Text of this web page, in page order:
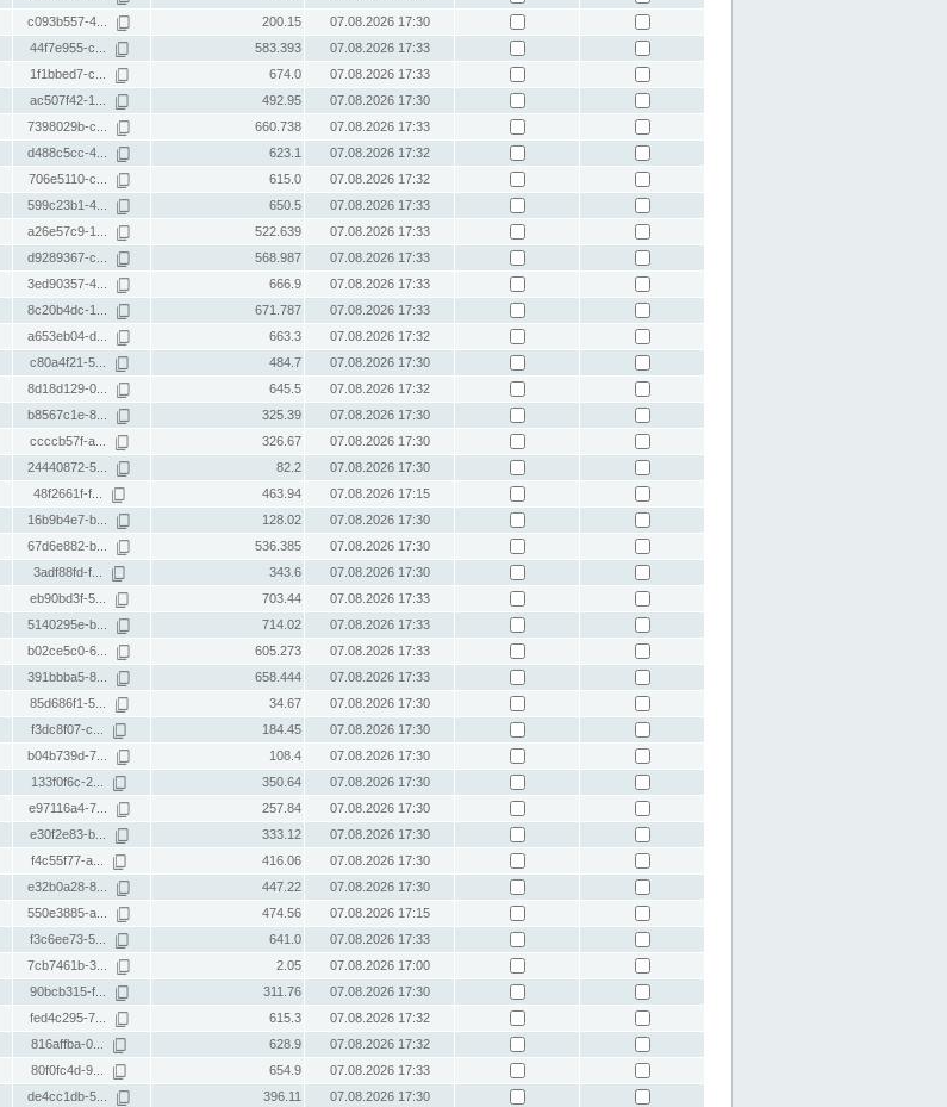
c093b557-4... 200.15
07.08.2026 17:30
44f7e955-c... 583.393
07.08.2026 17:33
1f1bbed7-c... 674.0
07.08.2026 17:33
ac507f42-1... 492.95
07.08.2026 17:30
7398029b-c... 660.738
07.08.2026 17:33
d488c5cc-4... 623.1
07.08.2026 17:32
706e5110-c... 615.0
07.08.2026 17:32
599c23b1-4... 650.5
07.08.2026 17:33
a26e57c9-1... 522.639
07.08.2026 17:33
d9289367-c... 568.987
07.08.2026 17:33
3ed90357-4... 666.9
07.08.2026 17:33
8c20b4dc-1... 671.787
07.08.2026 17:33
a653eb04-d... 663.3
07.08.2026 17:32
c80a4f21-5... 484.7
07.08.2026 17:30
8d18d129-0... 645.5
07.08.2026 17:32
b8567c1e-8... 325.39
07.08.2026 17:30
ccccb57f-a... 326.67
07.08.2026 17:30
24440872-5... 82.2
07.08.2026 17:30
48f2661f-f... 463.94
07.08.2026 17:15
16b9b4e7-b... 128.02
07.08.2026 17:30
67d6e882-b... 536.385
07.08.2026 17:30
3adf88fd-f... 343.6
07.08.2026 17:30
eb90bd3f-5... 703.44
07.08.2026 17:33
5140295e-b... 714.02
07.08.2026 17:33
b02ce5c0-6... 605.273
07.08.2026 17:33
391bbba5-8... 658.444
07.08.2026 17:33
85d686f1-5... 34.67
07.08.2026 17:30
f3dc8f07-c... 184.45
07.08.2026 17:30
b04b739d-7... 108.4
07.08.2026 17:30
133f0f6c-2... 350.64
07.08.2026 17:30
e97116a4-7... 257.84
07.08.2026 17:30
e30f2e83-b... 333.12
07.08.2026 17:30
f4c55f77-a... 416.06
07.08.2026 17:30
e32b0a28-8... 447.22
07.08.2026 17:30
550e3885-a... 474.56
07.08.2026 17:15
f3c6ee73-5... 641.0
07.08.2026 17:33
7cb7461b-3... 2.05
07.08.2026 17:00
90bcb315-f... 311.76
07.08.2026 17:30
fed4c295-7... 615.3
07.08.2026 17:32
816affba-0... 628.9
07.08.2026 17:32
80f0fc4d-9... 654.9
07.08.2026 17:33
de4cc1db-5... 396.11 07.08.2026 17:30